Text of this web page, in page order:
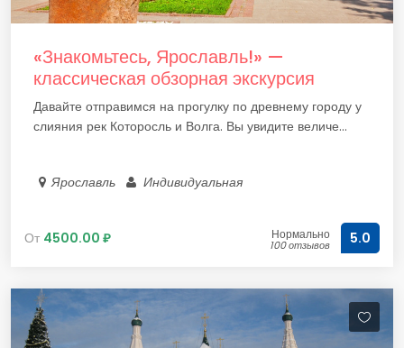
«Знакомьтесь, Ярославль!» —
классическая обзорная экскурсия
Давайте отправимся на прогулку по древнему городу у
слияния рек Которосль и Волга. Вы увидите величе...
Ярославль Индивидуальная
От 4500.00 ₽ Нормально
100 отзывов 5.0